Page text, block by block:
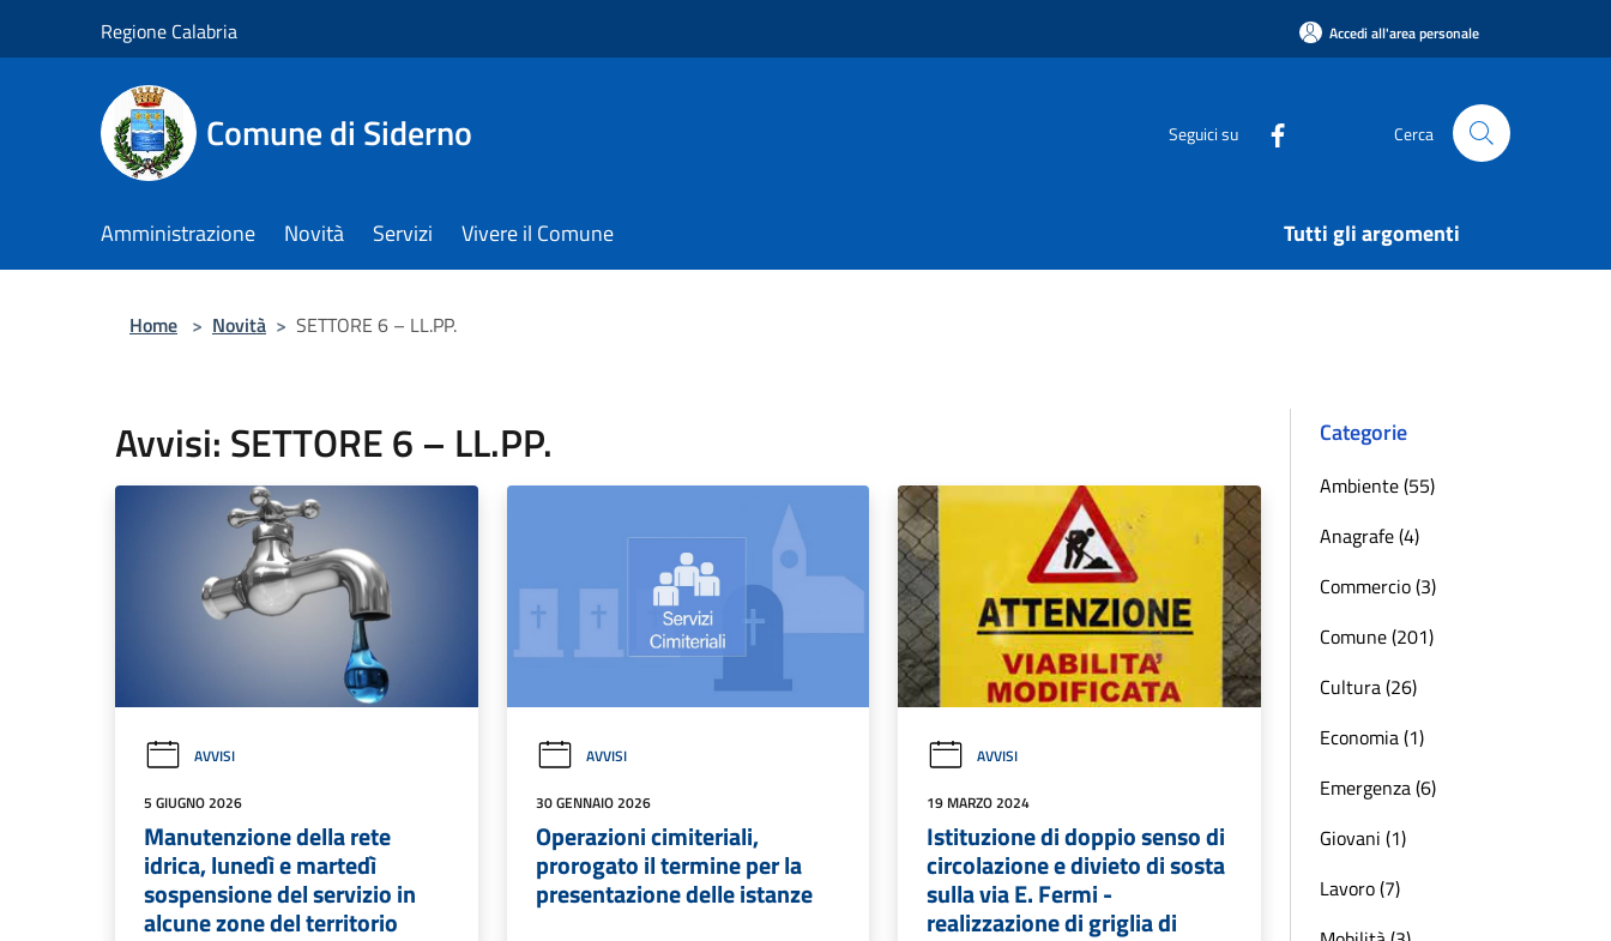
Regione Calabria Accedi all'area personale
Comune di Siderno Seguici su Cerca
Amministrazione Novità Servizi Vivere il Comune Tutti gli argomenti
Home > Novità > SETTORE 6 – LL.PP.
Avvisi: SETTORE 6 – LL.PP.
AVVISI
5 GIUGNO 2026
Manutenzione della rete
idrica, lunedì e martedì
sospensione del servizio in
alcune zone del territorio
AVVISI
30 GENNAIO 2026
Operazioni cimiteriali,
prorogato il termine per la
presentazione delle istanze
AVVISI
19 MARZO 2024
Istituzione di doppio senso di
circolazione e divieto di sosta
sulla via E. Fermi -
realizzazione di griglia di
Categorie
Ambiente (55)
Anagrafe (4)
Commercio (3)
Comune (201)
Cultura (26)
Economia (1)
Emergenza (6)
Giovani (1)
Lavoro (7)